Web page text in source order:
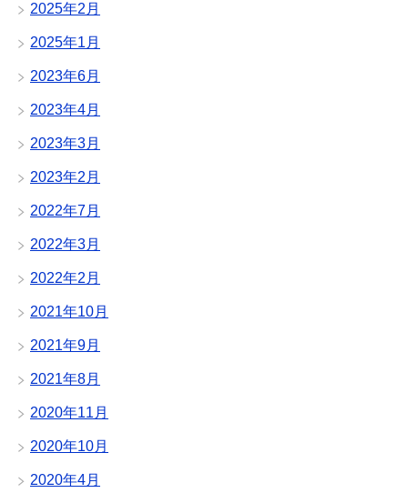
2025年2月
2025年1月
2023年6月
2023年4月
2023年3月
2023年2月
2022年7月
2022年3月
2022年2月
2021年10月
2021年9月
2021年8月
2020年11月
2020年10月
2020年4月